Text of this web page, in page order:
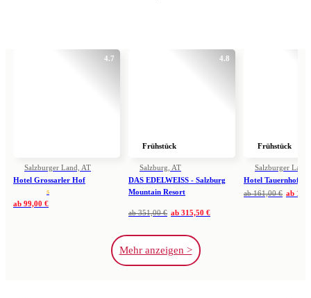
4.7
Salzburger Land, AT
Hotel Grossarler Hof
s
ab 99,00 €
4.8
Frühstück
Salzburg, AT
DAS EDELWEISS - Salzburg
Mountain Resort
ab 351,00 € ab 315,50 €
Frühstück
Salzburger
Hotel Tauernhof
ab 161,00 € ab
Mehr anzeigen >